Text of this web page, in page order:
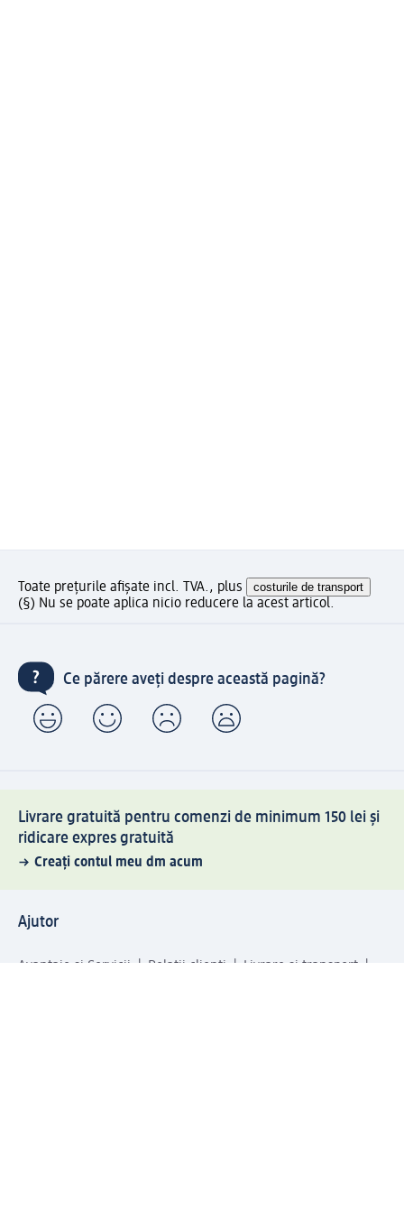
Toate prețurile afișate incl. TVA., plus costurile de transport
(§) Nu se poate aplica nicio reducere la acest articol.
Ce părere aveți despre această pagină?
Livrare gratuită pentru comenzi de minimum 150 lei și
ridicare expres gratuită
Creați contul meu dm acum
Ajutor
Avantaje și Servicii Relații clienți
Livrare și transport